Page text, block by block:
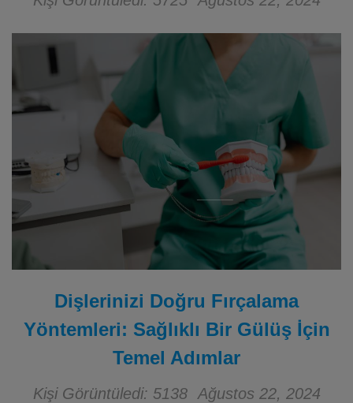
Dişlerinizi Doğru Fırçalama
Yöntemleri: Sağlıklı Bir Gülüş İçin
Temel Adımlar
Kişi Görüntüledi: 5138 Ağustos 22, 2024